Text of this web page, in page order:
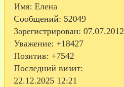
Имя: Елена
Сообщений: 52049
Зарегистрирован: 07.07.2012
Уважение: +18427
Позитив: +7542
Последний визит:
22.12.2025 12:21